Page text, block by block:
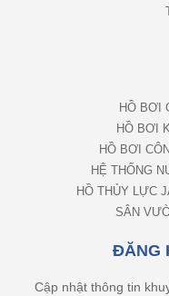
HỒ BƠI
HỒ BƠI
HỒ BƠI
HỆ THỐNG
HỒ THỦY LỰC
SÂN
ĐĂNG
Cập nhật thông tin